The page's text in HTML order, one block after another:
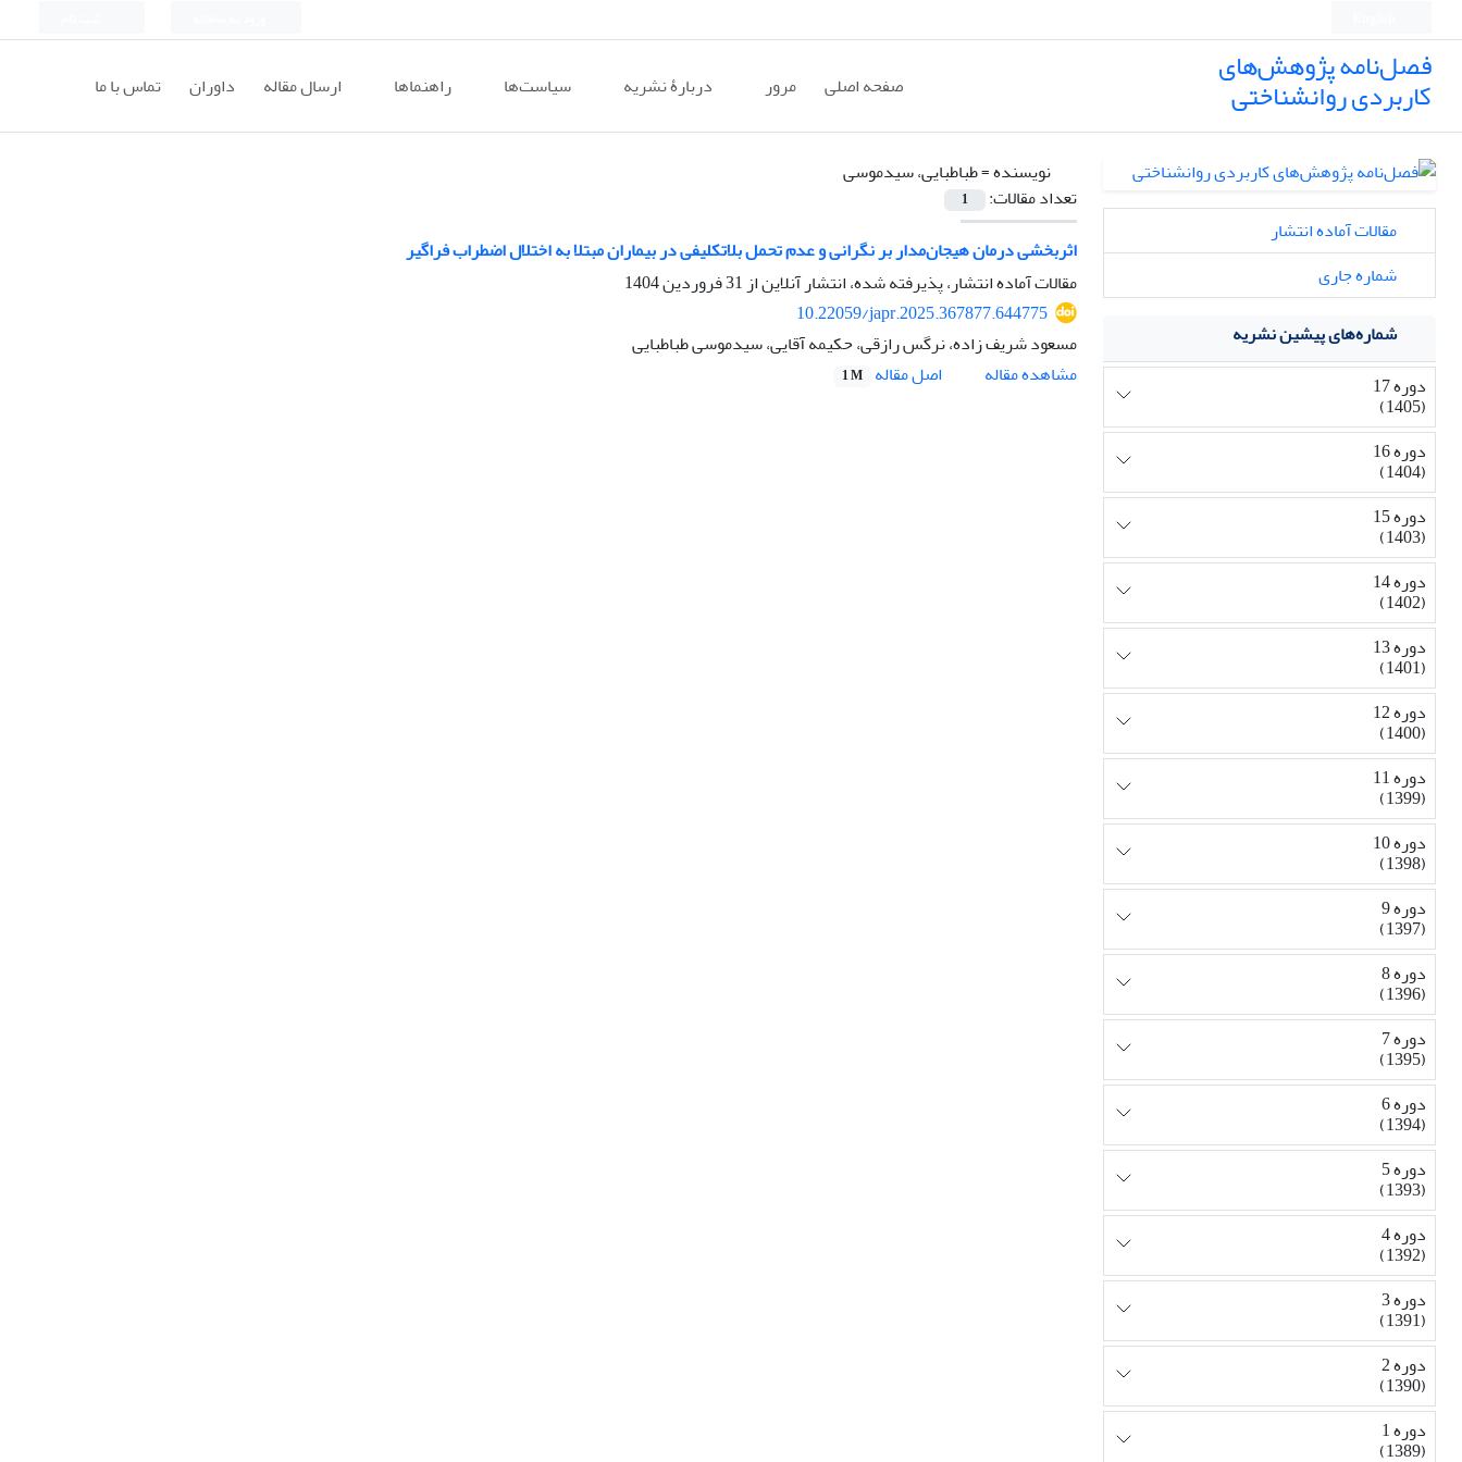
فصل‌نامه پژوهش‌های
کاربردی روانشناختی صفحه اصلی مرور دربارۀ نشریه سیاست‌ها راهنماها ارسال مقاله داوران تماس با ما
نویسنده =طباطبایی، سیدموسی
تعداد مقالات:
1
اثربخشی درمان هیجان‌مدار بر نگرانی و عدم تحمل بلاتکلیفی در بیماران مبتلا به اختلال اضطراب فراگیر
مقالات آماده انتشار، پذیرفته شده، انتشار آنلاین از31 فروردین 1404
10.22059/japr.2025.367877.644775
مسعود شریف زاده، نرگس رازقی، حکیمه آقایی، سیدموسی طباطبایی
مشاهده مقاله
اصل مقاله 1 M
مقالات آماده انتشار
شماره جاری
شماره‌های پیشین نشریه
دوره 17
(1405)
دوره 16
(1404)
دوره 15
(1403)
دوره 14
(1402)
دوره 13
(1401)
دوره 12
(1400)
دوره 11
(1399)
دوره 10
(1398)
دوره 9
(1397)
دوره 8
(1396)
دوره 7
(1395)
دوره 6
(1394)
دوره 5
(1393)
دوره 4
(1392)
دوره 3
(1391)
دوره 2
(1390)
دوره 1
(1389)